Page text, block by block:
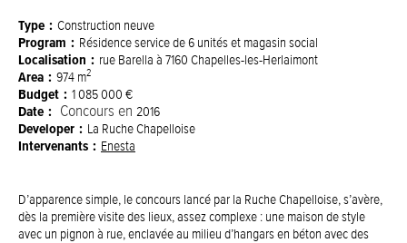
Type Construction neuve
Program Résidence service de 6 unités et magasin social
Localisation rue Barella à 7160 Chapelles-les-Herlaimont
Area 974 m2
Budget 1 085 000 €
Date Concours en 2016
Developer La Ruche Chapelloise
Intervenants Enesta
D’apparence simple, le concours lancé par la Ruche Chapelloise, s’avère,
dès la première visite des lieux, assez complexe : une maison de style
avec un pignon à rue, enclavée au milieu d’hangars en béton avec des